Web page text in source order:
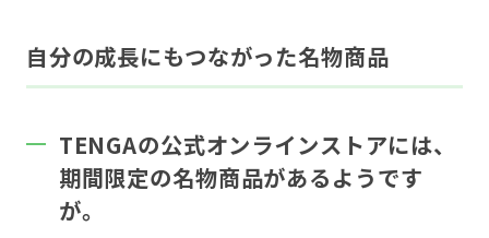
自分の成長にもつながった名物商品
TENGAの公式オンラインストアには、
期間限定の名物商品があるようです
が。